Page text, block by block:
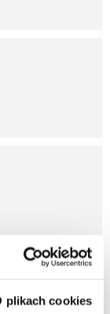
plikach cookies